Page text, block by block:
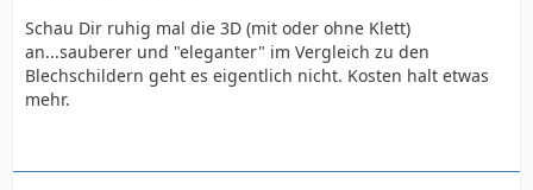
Schau Dir ruhig mal die 3D (mit oder ohne Klett)
an...sauberer und "eleganter" im Vergleich zu den
Blechschildern geht es eigentlich nicht. Kosten halt etwas
mehr.